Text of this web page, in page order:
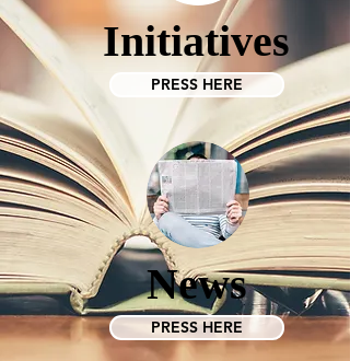
Initiatives
PRESS HERE
News
PRESS HERE